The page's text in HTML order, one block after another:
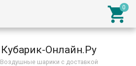

Кубарик-Онлайн.Ру
Воздушные шарики с доставкой